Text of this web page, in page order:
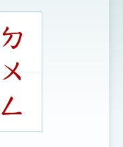
示
ㄉ
ㄨ
ㄥ